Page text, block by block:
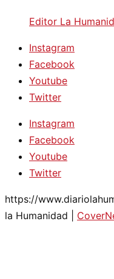
Editor La
Instagram
Facebook
Youtube
Twitter
Instagram
Facebook
Youtube
Twitter
https://
la Humanidad